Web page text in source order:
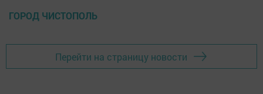
ГОРОД ЧИСТОПОЛЬ
Перейти на страницу новости